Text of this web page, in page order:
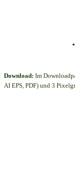
Download: Im
AI EPS, PDF) und 3